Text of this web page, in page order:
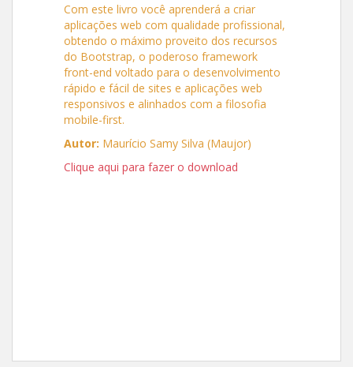
Com este livro você aprenderá a criar
aplicações web com qualidade profissional,
obtendo o máximo proveito dos recursos
do Bootstrap, o poderoso framework
front-end voltado para o desenvolvimento
rápido e fácil de sites e aplicações web
responsivos e alinhados com a filosofia
mobile-first.
Autor: Maurício Samy Silva (Maujor)
Clique aqui para fazer o download